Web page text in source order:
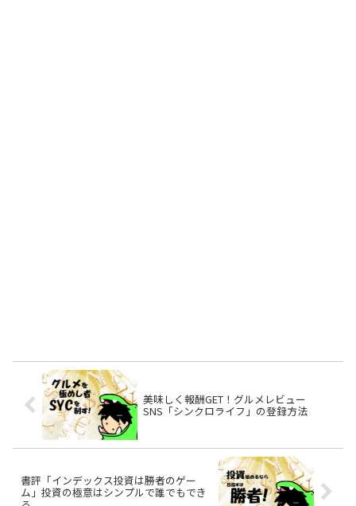
美味しく報酬GET！グルメレビュー
SNS「シンクロライフ」の登録方法
書評「インデックス投資は勝者のゲー
ム」投資の極意はシンプルで誰でもでき